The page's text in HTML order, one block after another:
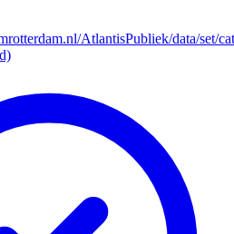
AtlantisPubliek/data/set/